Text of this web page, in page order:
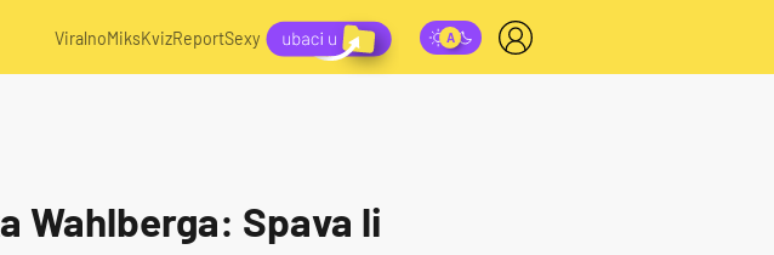
ViralnoMiksKvizReportSexy
Wahlberga: Spava li